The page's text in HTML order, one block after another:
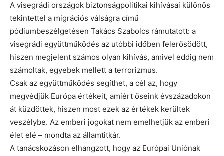
A visegrádi országok biztonságpolitikai kihívásai különös
tekintettel a migrációs válságra című
pódiumbeszélgetésen Takács Szabolcs rámutatott: a
visegrádi együttműködés az utóbbi időben felerősödött,
hiszen megjelent számos olyan kihívás, amivel eddig nem
számoltak, egyebek mellett a terrorizmus.
Csak az együttműködés segíthet, a cél az, hogy
megvédjük Európa értékeit, amiért őseink évszázadokon
át küzdöttek, hiszen most ezek az értékek kerültek
veszélybe. Az emberi jogokat nem emelhetjük az emberi
élet elé – mondta az államtitkár.
A tanácskozáson elhangzott, hogy az Európai Uniónak